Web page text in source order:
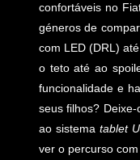
confortáveis no
géneros de
com LED (DRL)
o teto até ao
funcionalidade e
seus filhos?
ao sistematablet
ver o percurso